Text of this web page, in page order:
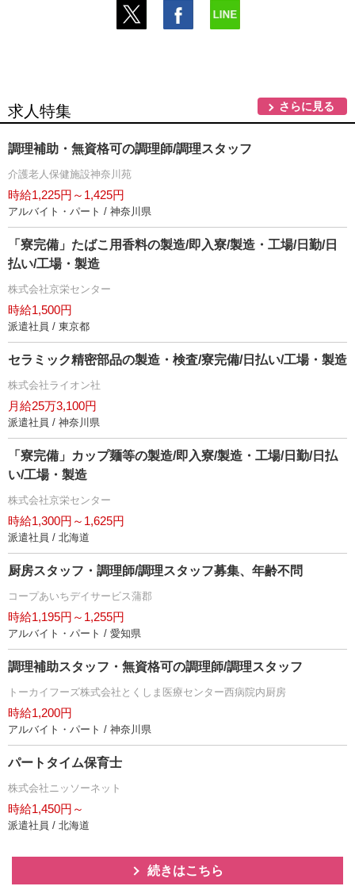
求人特集 さらに見る
調理補助・無資格可の調理師/調理スタッフ
介護老人保健施設神奈川苑
時給1,225円～1,425円
アルバイト・パート / 神奈川県
「寮完備」たばこ用香料の製造/即入寮/製造・工場/日勤/日
払い/工場・製造
株式会社京栄センター
時給1,500円
派遣社員 / 東京都
セラミック精密部品の製造・検査/寮完備/日払い/工場・製造
株式会社ライオン社
月給25万3,100円
派遣社員 / 神奈川県
「寮完備」カップ麺等の製造/即入寮/製造・工場/日勤/日払
い/工場・製造
株式会社京栄センター
時給1,300円～1,625円
派遣社員 / 北海道
厨房スタッフ・調理師/調理スタッフ募集、年齢不問
コープあいちデイサービス蒲郡
時給1,195円～1,255円
アルバイト・パート / 愛知県
調理補助スタッフ・無資格可の調理師/調理スタッフ
トーカイフーズ株式会社とくしま医療センター西病院内厨房
時給1,200円
アルバイト・パート / 神奈川県
パートタイム保育士
株式会社ニッソーネット
時給1,450円～
派遣社員 / 北海道
続きはこちら